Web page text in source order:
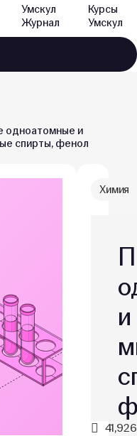
Умскул
Журнал
Курсы
Умскул
одноатомные и
спирты, фенол
Химия
и
41,926